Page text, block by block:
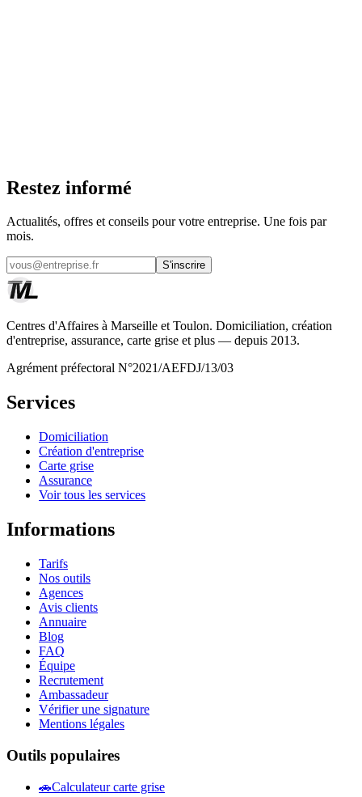
Restez informé
Actualités, offres et conseils pour votre entreprise. Une fois par
mois.
S'inscrire
Centres d'Affaires à Marseille et Toulon. Domiciliation, création
d'entreprise, assurance, carte grise et plus — depuis 2013.
Agrément préfectoral N°2021/AEFDJ/13/03
Services
Domiciliation
Création d'entreprise
Carte grise
Assurance
Voir tous les services
Informations
Tarifs
Nos outils
Agences
Avis clients
Annuaire
Blog
FAQ
Équipe
Recrutement
Ambassadeur
Vérifier une signature
Mentions légales
Outils populaires
🚗Calculateur carte grise